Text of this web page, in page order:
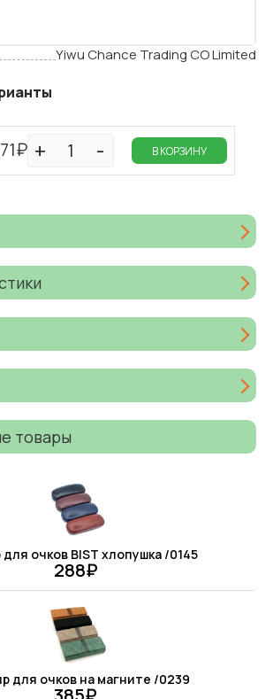
Yiwu Chance Trading CO Limited
В КОРЗИНУ
товары
очков BIST хлопушка /0145
288₽
для очков на магните /0239